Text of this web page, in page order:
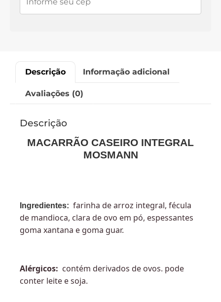
Descrição Informação adicional
Avaliações (0)
Descrição
MACARRÃO CASEIRO INTEGRAL
MOSMANN
Ingredientes: farinha de arroz integral, fécula
de mandioca, clara de ovo em pó, espessantes
goma xantana e goma guar.
Alérgicos: contém derivados de ovos. pode
conter leite e soja.